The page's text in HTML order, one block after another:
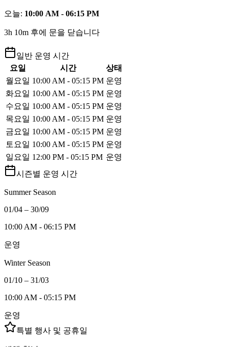
오늘: 10:00 AM - 06:15 PM
3h 10m 후에 문을 닫습니다
일반 운영 시간
요일
시간
상태
월요일 10:00 AM - 05:15 PM 운영
화요일 10:00 AM - 05:15 PM 운영
수요일 10:00 AM - 05:15 PM 운영
목요일 10:00 AM - 05:15 PM 운영
금요일 10:00 AM - 05:15 PM 운영
토요일 10:00 AM - 05:15 PM 운영
일요일 12:00 PM - 05:15 PM 운영
시즌별 운영 시간
Summer Season
01/04 – 30/09
10:00 AM - 06:15 PM
운영
Winter Season
01/10 – 31/03
10:00 AM - 05:15 PM
운영
특별 행사 및 공휴일